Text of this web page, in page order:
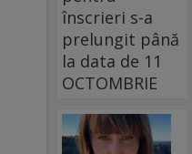
înscrieri s-a
prelungit până
la data de 11
OCTOMBRIE